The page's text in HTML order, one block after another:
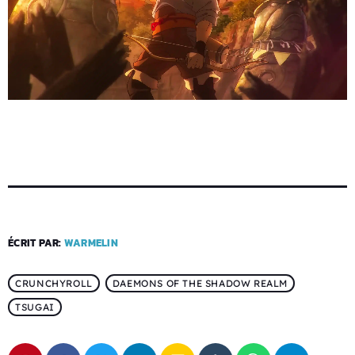
ÉCRIT PAR: WARMELIN
CRUNCHYROLL
DAEMONS OF THE SHADOW REALM
TSUGAI